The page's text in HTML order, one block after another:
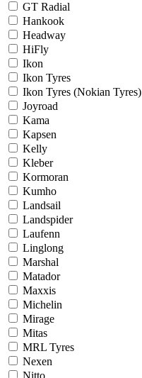
GT Radial
Hankook
Headway
HiFly
Ikon
Ikon Tyres
Ikon Tyres (Nokian Tyres)
Joyroad
Kama
Kapsen
Kelly
Kleber
Kormoran
Kumho
Landsail
Landspider
Laufenn
Linglong
Marshal
Matador
Maxxis
Michelin
Mirage
Mitas
MRL Tyres
Nexen
Nitto